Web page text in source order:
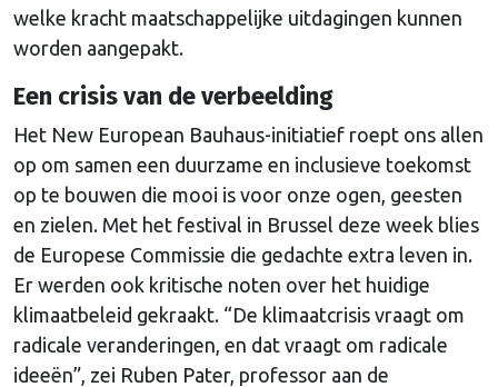
welke kracht maatschappelijke uitdagingen kunnen
worden aangepakt.
Een crisis van de verbeelding
Het New European Bauhaus-initiatief roept ons allen
op om samen een duurzame en inclusieve toekomst
op te bouwen die mooi is voor onze ogen, geesten
en zielen. Met het festival in Brussel deze week blies
de Europese Commissie die gedachte extra leven in.
Er werden ook kritische noten over het huidige
klimaatbeleid gekraakt. “De klimaatcrisis vraagt om
radicale veranderingen, en dat vraagt om radicale
ideeën”, zei Ruben Pater, professor aan de